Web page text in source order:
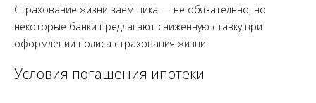
Страхование жизни заёмщика — не обязательно, но
некоторые банки предлагают сниженную ставку при
оформлении полиса страхования жизни.
Условия погашения ипотеки